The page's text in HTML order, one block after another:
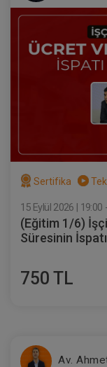
Kongresi -
360 TL
Sertifika
15 Eylül 2026 | 19:00
(Eğitim 1/6)
Süresinin
750 TL
Av.